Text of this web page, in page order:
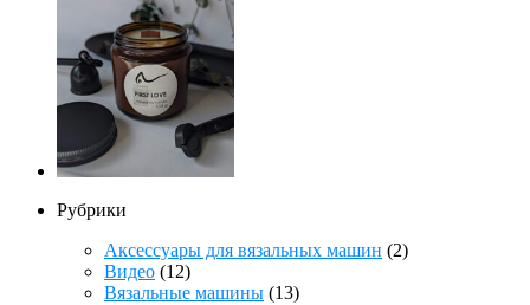
Рубрики
Аксессуары для вязальных машин (2)
Видео (12)
Вязальные машины (13)